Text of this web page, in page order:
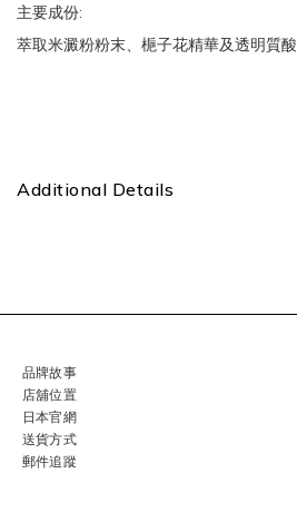
主要成份:
萃取米澱粉粉末、梔子花精華及透明質酸
Additional Details
品牌故事
店舖位置
日本官網
送貨方式
郵件追蹤